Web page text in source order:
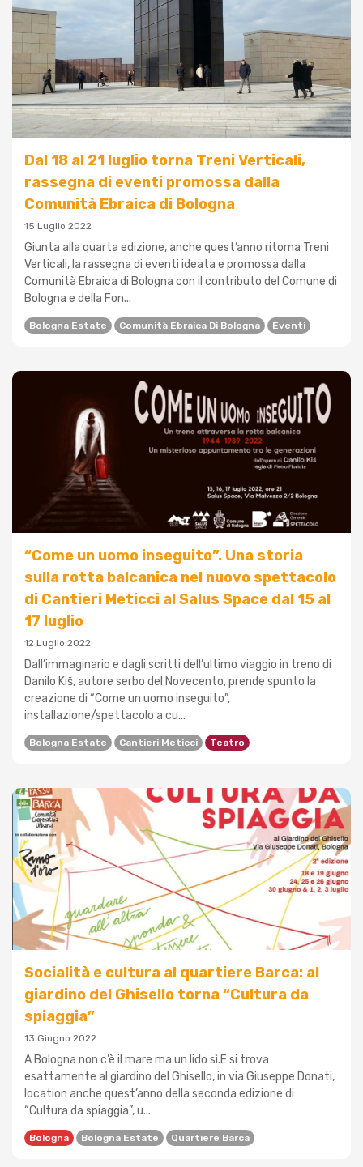
Dal 18 al 21 luglio torna Treni Verticali,
rassegna di eventi promossa dalla
Comunità Ebraica di Bologna
15 Luglio 2022
Giunta alla quarta edizione, anche quest’anno ritorna Treni
Verticali, la rassegna di eventi ideata e promossa dalla
Comunità Ebraica di Bologna con il contributo del Comune di
Bologna e della Fon...
Bologna Estate Comunità Ebraica Di Bologna Eventi
“Come un uomo inseguito”. Una storia
sulla rotta balcanica nel nuovo spettacolo
di Cantieri Meticci al Salus Space dal 15 al
17 luglio
12 Luglio 2022
Dall’immaginario e dagli scritti dell’ultimo viaggio in treno di
Danilo Kiš, autore serbo del Novecento, prende spunto la
creazione di “Come un uomo inseguito”,
installazione/spettacolo a cu...
Bologna Estate Cantieri Meticci Teatro
Socialità e cultura al quartiere Barca: al
giardino del Ghisello torna “Cultura da
spiaggia”
13 Giugno 2022
A Bologna non c’è il mare ma un lido sì.E si trova
esattamente al giardino del Ghisello, in via Giuseppe Donati,
location anche quest’anno della seconda edizione di
“Cultura da spiaggia”, u...
Bologna Bologna Estate Quartiere Barca